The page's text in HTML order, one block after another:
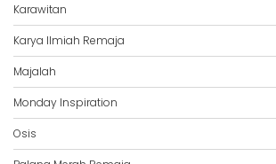
Karawitan
Karya Ilmiah Remaja
Majalah
Monday Inspiration
Osis